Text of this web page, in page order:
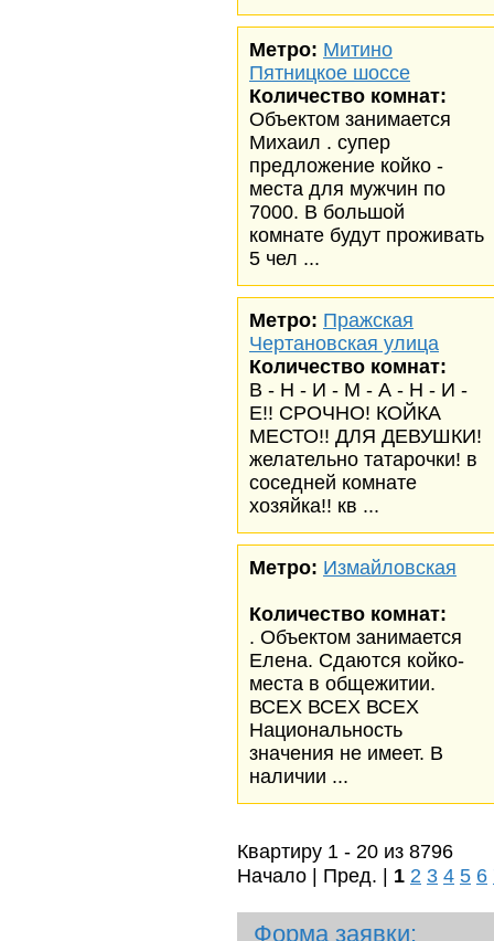
Метро: Митино
Пятницкое шоссе
Количество комнат:
Объектом занимается
Михаил . супер
предложение койко -
места для мужчин по
7000. В большой
комнате будут проживать
5 чел ...
Метро: Пражская
Чертановская улица
Количество комнат:
В - Н - И - М - А - Н - И -
Е!! СРОЧНО! КОЙКА
МЕСТО!! ДЛЯ ДЕВУШКИ!
желательно татарочки! в
соседней комнате
хозяйка!! кв ...
Метро: Измайловская
Количество комнат:
. Объектом занимается
Елена. Сдаются койко-
места в общежитии.
ВСЕХ ВСЕХ ВСЕХ
Национальность
значения не имеет. В
наличии ...
Квартиру 1 - 20 из 8796
Начало | Пред. | 1 2 3 4 5 6
Форма заявки: